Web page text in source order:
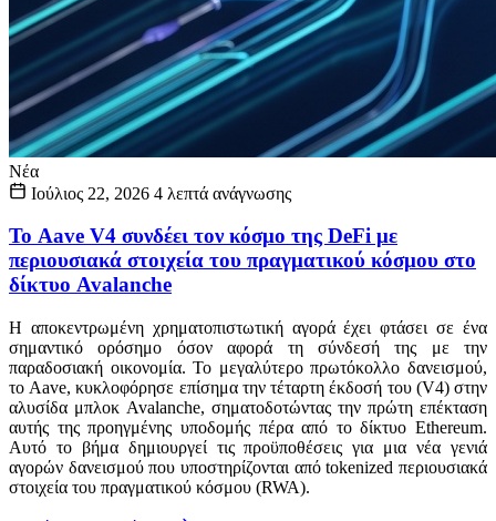
Νέα
Ιούλιος 22, 2026 4 λεπτά ανάγνωσης
Το Aave V4 συνδέει τον κόσμο της DeFi με
περιουσιακά στοιχεία του πραγματικού κόσμου στο
δίκτυο Avalanche
Η αποκεντρωμένη χρηματοπιστωτική αγορά έχει φτάσει σε ένα
σημαντικό ορόσημο όσον αφορά τη σύνδεσή της με την
παραδοσιακή οικονομία. Το μεγαλύτερο πρωτόκολλο δανεισμού,
το Aave, κυκλοφόρησε επίσημα την τέταρτη έκδοσή του (V4) στην
αλυσίδα μπλοκ Avalanche, σηματοδοτώντας την πρώτη επέκταση
αυτής της προηγμένης υποδομής πέρα από το δίκτυο Ethereum.
Αυτό το βήμα δημιουργεί τις προϋποθέσεις για μια νέα γενιά
αγορών δανεισμού που υποστηρίζονται από tokenized περιουσιακά
στοιχεία του πραγματικού κόσμου (RWA).